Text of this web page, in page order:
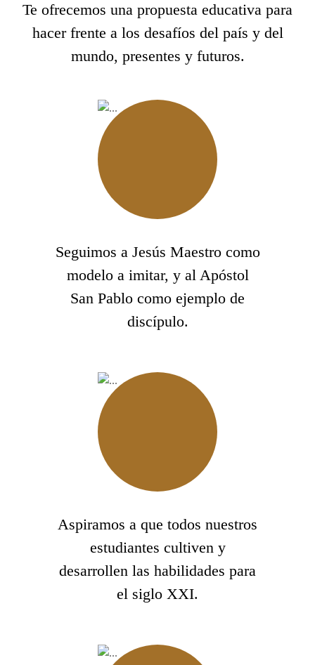
Te ofrecemos una propuesta educativa para
hacer frente a los desafíos del país y del
mundo, presentes y futuros.
Seguimos a Jesús Maestro como
modelo a imitar, y al Apóstol
San Pablo como ejemplo de
discípulo.
Aspiramos a que todos nuestros
estudiantes cultiven y
desarrollen las habilidades para
el siglo XXI.